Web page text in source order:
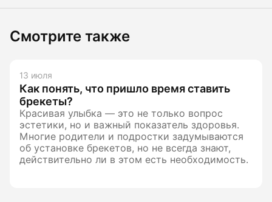
Смотрите также
13 июля
Как понять, что пришло время ставить
брекеты?
Красивая улыбка — это не только вопрос
эстетики, но и важный показатель здоровья.
Многие родители и подростки задумываются
об установке брекетов, но не всегда знают,
действительно ли в этом есть необходимость.